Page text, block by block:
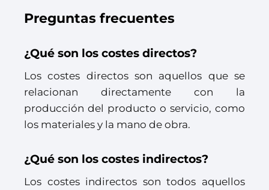
Preguntas frecuentes
¿Qué son los costes directos?
Los costes directos son aquellos que se
relacionan directamente con la
producción del producto o servicio, como
los materiales y la mano de obra.
¿Qué son los costes indirectos?
Los costes indirectos son todos aquellos